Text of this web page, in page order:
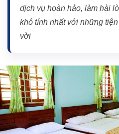
dịch vụ hoàn hảo, làm hài
khó tính nhất với những
vời